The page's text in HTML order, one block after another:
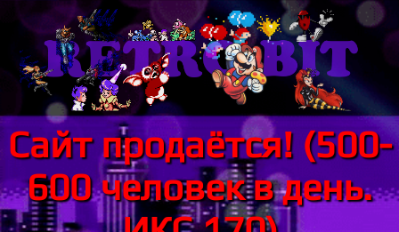
Сайт продаётся! (500-
600 человек в день.